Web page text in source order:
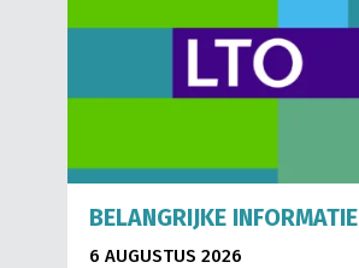
BELANGRIJKE INFORMATIE
6 AUGUSTUS 2026